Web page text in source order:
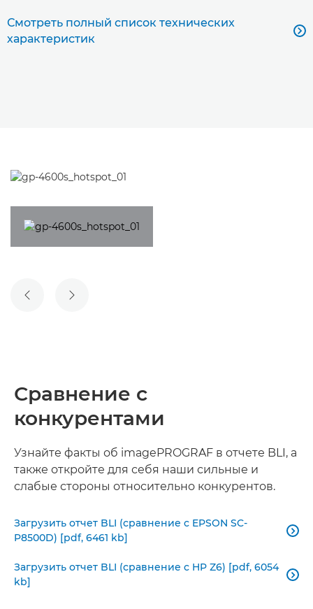
Смотреть полный список технических
характеристик

ПРЕДЫДУЩИЙ СЛАЙД
СЛЕДУЮЩИЙ СЛАЙД
Сравнение с
конкурентами
Узнайте факты об imagePROGRAF в отчете BLI, а
также откройте для себя наши сильные и
слабые стороны относительно конкурентов.
Загрузить отчет BLI (сравнение с EPSON SC-
P8500D) [pdf, 6461 kb]

Загрузить отчет BLI (сравнение с HP Z6) [pdf, 6054
kb]
